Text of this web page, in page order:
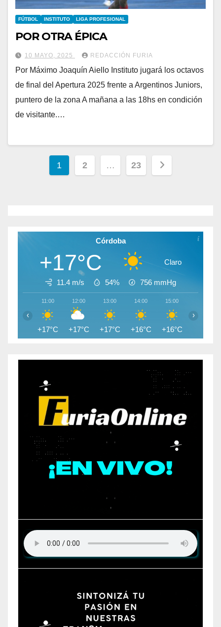
FÚTBOL INSTITUTO LIGA PROFESIONAL
POR OTRA ÉPICA
10 MAYO, 2025 REDACCIÓN FURIA
Por Máximo Joaquín Aiello Instituto jugará los octavos
de final del Apertura 2025 frente a Argentinos Juniors,
puntero de la zona A mañana a las 18hs en condición
de visitante.…
Paginación
1 2 … 23
Córdoba
+17°C Claro
11.4 m/s 54% 756 mmHg
11:00
+17°C
12:00
+17°C
13:00
+17°C
14:00
+16°C
15:00
+16°C
‹ ›